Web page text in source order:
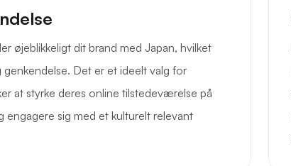
øjeblikkeligt dit brand med Japan, hvilket
Det er et ideelt valg for
at styrke deres online tilstedeværelse på
engagere sig med et kulturelt relevant